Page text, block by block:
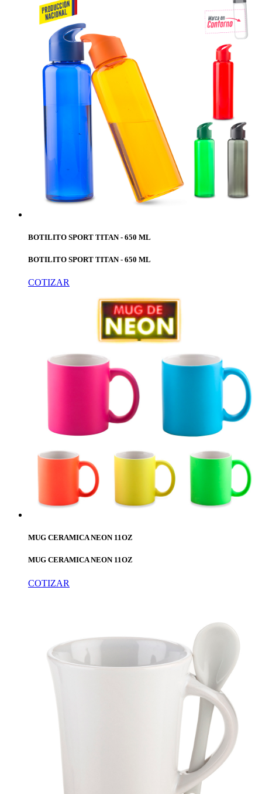
BOTILITO SPORT TITAN - 650 ML
BOTILITO SPORT TITAN - 650 ML
COTIZAR
MUG CERAMICA NEON 11OZ
MUG CERAMICA NEON 11OZ
COTIZAR